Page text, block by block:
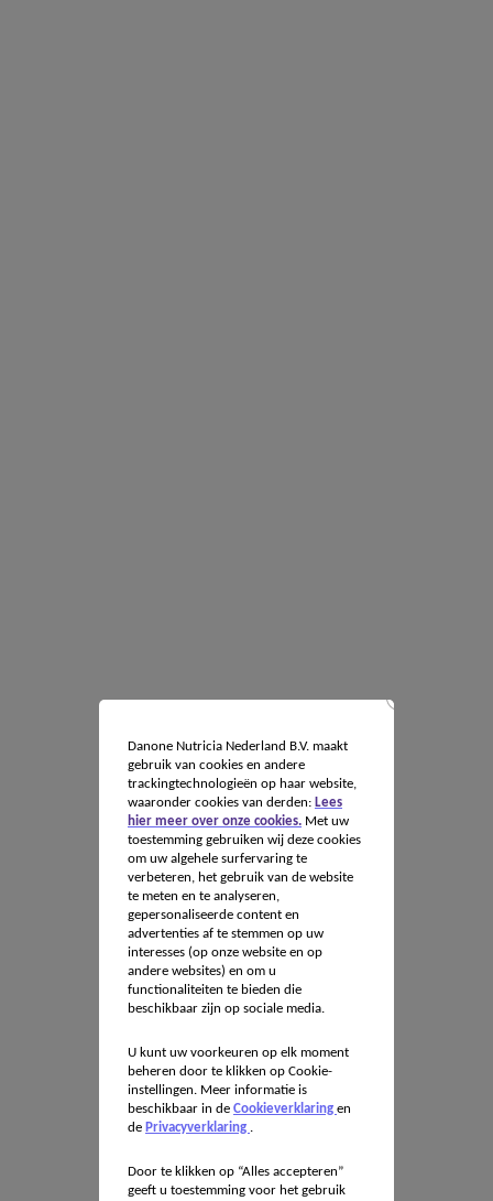
Danone Nutricia Nederland B.V. maakt
gebruik van cookies en andere
trackingtechnologieën op haar website,
waaronder cookies van derden: Lees
hier meer over onze cookies.Met uw
toestemming gebruiken wij deze cookies
om uw algehele surfervaring te
verbeteren, het gebruik van de website
te meten en te analyseren,
gepersonaliseerde content en
advertenties af te stemmen op uw
interesses (op onze website en op
andere websites) en om u
functionaliteiten te bieden die
beschikbaar zijn op sociale media.
U kunt uw voorkeuren op elk moment
beheren door te klikken op Cookie-
instellingen. Meer informatie is
beschikbaar in de Cookieverklaring en
de Privacyverklaring .
Door te klikken op “Alles accepteren”
geeft u toestemming voor het gebruik